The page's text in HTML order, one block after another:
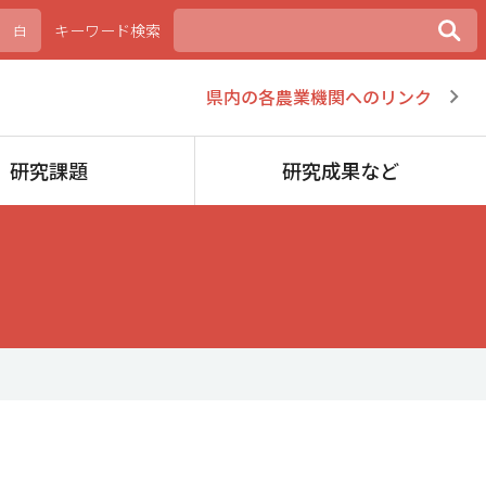
キーワード検索
白
県内の各農業機関へのリンク
研究課題 研究成果など